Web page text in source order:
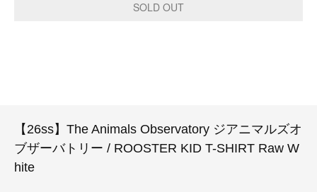
【26ss】The Animals Observatory ジアニマルズオ
ブザーバトリー / ROOSTER KID T-SHIRT Raw W
hite